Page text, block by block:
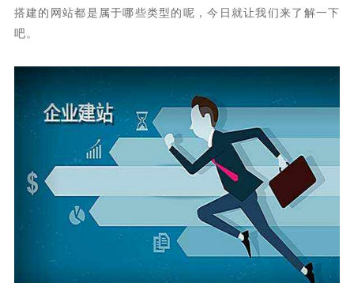
搭建的网站都是属于哪些类型的呢，今日就让我们来了解一下
吧。